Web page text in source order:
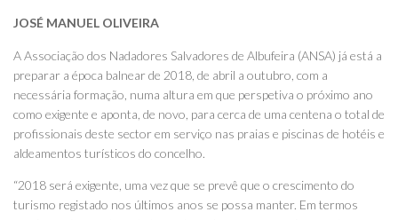
JOSÉ MANUEL OLIVEIRA
A Associação dos Nadadores Salvadores de Albufeira (ANSA) já está a
preparar a época balnear de 2018, de abril a outubro, com a
necessária formação, numa altura em que perspetiva o próximo ano
como exigente e aponta, de novo, para cerca de uma centena o total de
profissionais deste sector em serviço nas praias e piscinas de hotéis e
aldeamentos turísticos do concelho.
“2018 será exigente, uma vez que se prevê que o crescimento do
turismo registado nos últimos anos se possa manter. Em termos